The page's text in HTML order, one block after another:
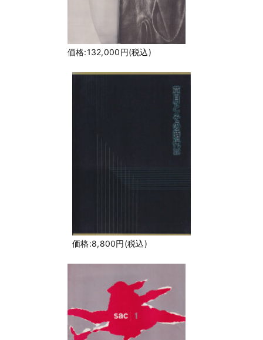
価格:132,000円(税込)
価格:8,800円(税込)